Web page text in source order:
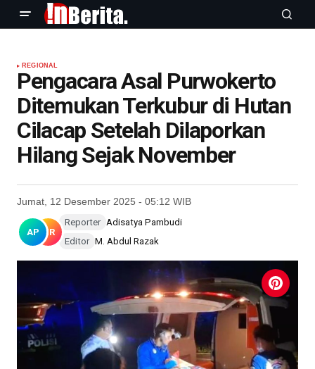
REGIONAL
Pengacara Asal Purwokerto
Ditemukan Terkubur di Hutan
Cilacap Setelah Dilaporkan
Hilang Sejak November
Jumat, 12 Desember 2025 - 05:12 WIB
AP MR
Reporter Adisatya Pambudi
Editor M. Abdul Razak